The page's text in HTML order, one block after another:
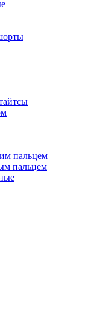
пальцем
пальцем